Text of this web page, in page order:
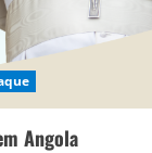
Angola